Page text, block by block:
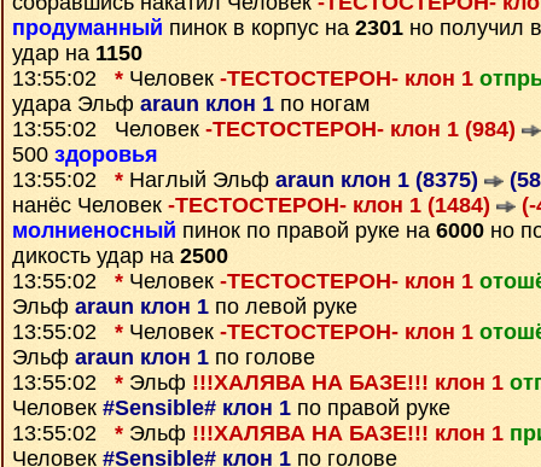
продуманный пинок в корпус на 2301 но получил
удар на 1150
13:55:02 * Человек -ТЕСТОСТЕРОН- клон 1
удара Эльф araun клон 1 по ногам
13:55:02 Человек -ТЕСТОСТЕРОН- клон 1 (984)
500 здоровья
13:55:02 * Наглый Эльф araun клон 1 (8375)
нанёс Человек -ТЕСТОСТЕРОН- клон 1 (1484)
(-
молниеносный пинок по правой руке на 6000 но
дикость удар на 2500
13:55:02 * Человек -ТЕСТОСТЕРОН- клон 1
Эльф araun клон 1 по левой руке
13:55:02 * Человек -ТЕСТОСТЕРОН- клон 1
Эльф araun клон 1 по голове
13:55:02 * Эльф !!!ХАЛЯВА НА БАЗЕ!!! клон 1
Человек #Sensible# клон 1 по правой руке
13:55:02 * Эльф !!!ХАЛЯВА НА БАЗЕ!!! клон 1
Человек #Sensible# клон 1 по голове